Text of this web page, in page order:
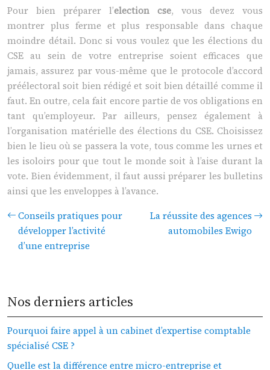
Pour bien préparer l’election cse, vous devez vous
montrer plus ferme et plus responsable dans chaque
moindre détail. Donc si vous voulez que les élections du
CSE au sein de votre entreprise soient efficaces que
jamais, assurez par vous-même que le protocole d’accord
préélectoral soit bien rédigé et soit bien détaillé comme il
faut. En outre, cela fait encore partie de vos obligations en
tant qu’employeur. Par ailleurs, pensez également à
l’organisation matérielle des élections du CSE. Choisissez
bien le lieu où se passera la vote, tous comme les urnes et
les isoloirs pour que tout le monde soit à l’aise durant la
vote. Bien évidemment, il faut aussi préparer les bulletins
ainsi que les enveloppes à l’avance.
Conseils pratiques pour
développer l’activité
d’une entreprise
La réussite des agences
automobiles Ewigo
Nos derniers articles
Pourquoi faire appel à un cabinet d’expertise comptable
spécialisé CSE ?
Quelle est la différence entre micro-entreprise et